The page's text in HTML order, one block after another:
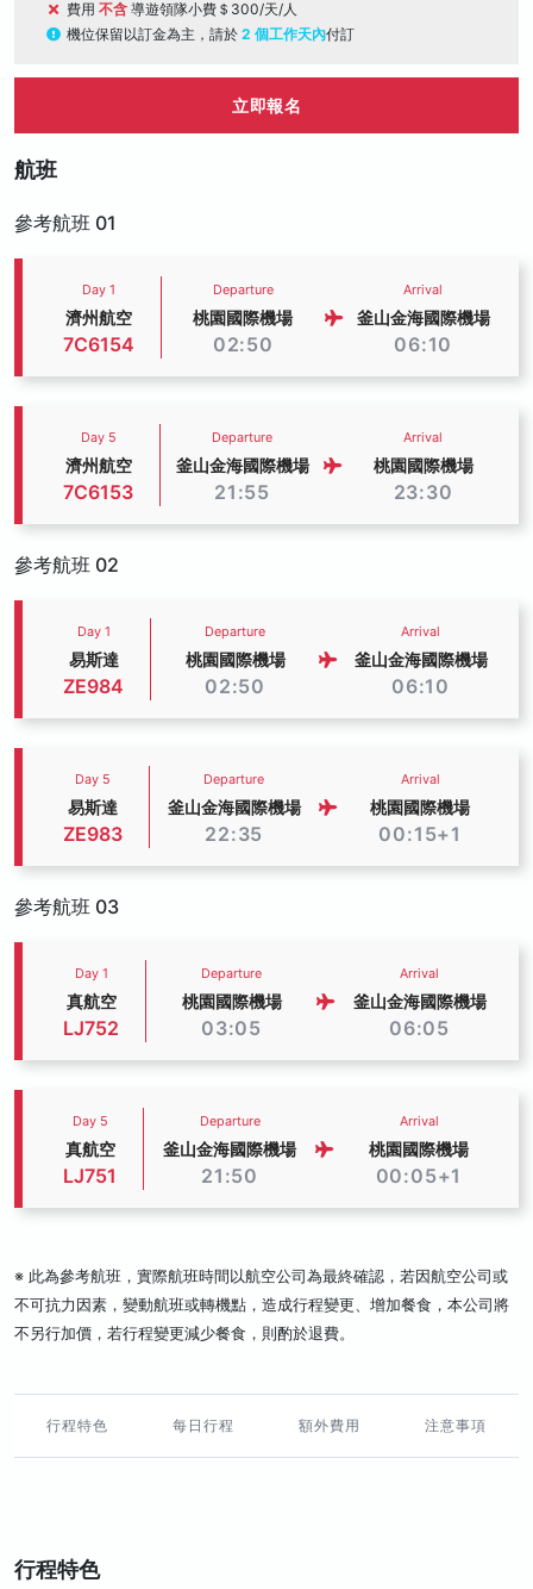
費用 不含 導遊領隊小費＄300/天/人
機位保留以訂金為主，請於 2 個工作天內付訂
立即報名
航班
參考航班 01
Day 1
濟州航空
7C6154
Departure
桃園國際機場
02:50
Arrival
釜山金海國際機場
06:10
Day 5
濟州航空
7C6153
Departure
釜山金海國際機場
21:55
Arrival
桃園國際機場
23:30
參考航班 02
Day 1
易斯達
ZE984
Departure
桃園國際機場
02:50
Arrival
釜山金海國際機場
06:10
Day 5
易斯達
ZE983
Departure
釜山金海國際機場
22:35
Arrival
桃園國際機場
00:15+1
參考航班 03
Day 1
真航空
LJ752
Departure
桃園國際機場
03:05
Arrival
釜山金海國際機場
06:05
Day 5
真航空
LJ751
Departure
釜山金海國際機場
21:50
Arrival
桃園國際機場
00:05+1
※ 此為參考航班，實際航班時間以航空公司為最終確認，若因航空公司或
不可抗力因素，變動航班或轉機點，造成行程變更、增加餐食，本公司將
不另行加價，若行程變更減少餐食，則酌於退費。
行程特色 每日行程 額外費用 注意事項
行程特色